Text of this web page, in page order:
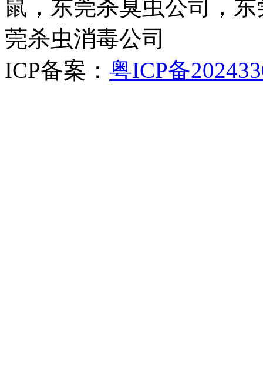
鼠，东莞杀臭虫公司，
莞杀虫消毒公司
ICP备案： 粤ICP备